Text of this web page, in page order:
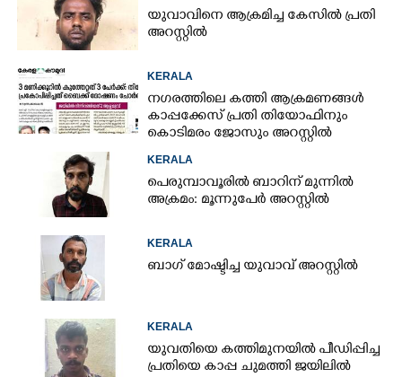
യുവാവിനെ ആക്രമിച്ച കേസിൽ പ്രതി
അറസ്റ്റിൽ
KERALA
നഗരത്തിലെ കത്തി ആക്രമണങ്ങൾ
കാപ്പക്കേസ് പ്രതി തിയോഫിനും
കൊടിമരം ജോസും അറസ്റ്റിൽ
KERALA
പെരുമ്പാവൂരിൽ ബാറിന് മുന്നിൽ
അക്രമം: മൂന്നുപേർ അറസ്റ്റിൽ
KERALA
ബാഗ് മോഷ്ടിച്ച യുവാവ് അറസ്റ്റിൽ
KERALA
യുവതിയെ കത്തിമുനയിൽ പീഡിപ്പിച്ച
പ്രതിയെ കാപ്പ ചുമത്തി ജയിലിൽ